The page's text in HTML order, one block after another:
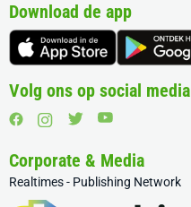
Download de app
Volg ons op social media
Corporate & Media
Realtimes - Publishing Network